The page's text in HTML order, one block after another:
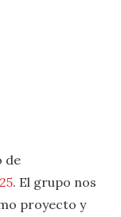
de
. El grupo nos
proyecto y